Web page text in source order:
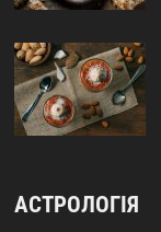
АСТРОЛОГІЯ